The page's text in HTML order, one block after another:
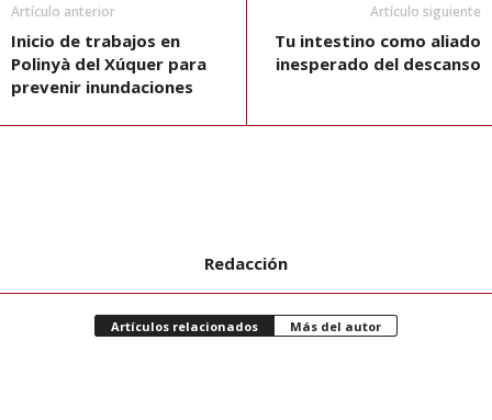
Artículo anterior
Inicio de trabajos en
Polinyà del Xúquer para
prevenir inundaciones
Artículo siguiente
Tu intestino como aliado
inesperado del descanso
Redacción
Artículos relacionados Más del autor